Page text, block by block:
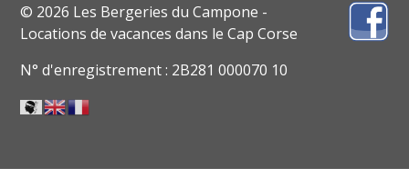
© 2026 Les Bergeries du Campone -
Locations de vacances dans le Cap Corse
N° d'enregistrement : 2B281 000070 10